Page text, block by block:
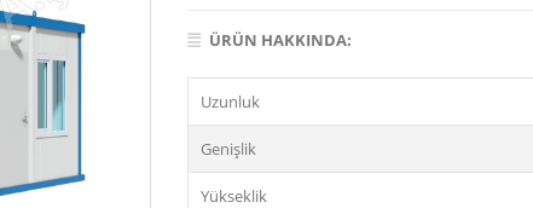
ÜRÜN HAKKINDA:
Uzunluk
Genişlik
Yükseklik